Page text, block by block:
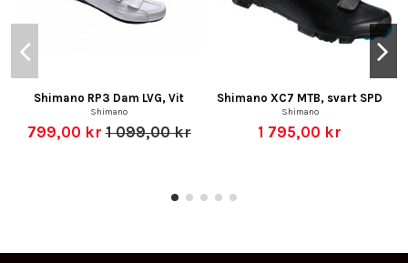
Shimano RP3 Dam LVG, Vit
Shimano
799,00 kr1 099,00 kr
Shimano XC7 MTB, svart SPD
Shimano
1 795,00 kr